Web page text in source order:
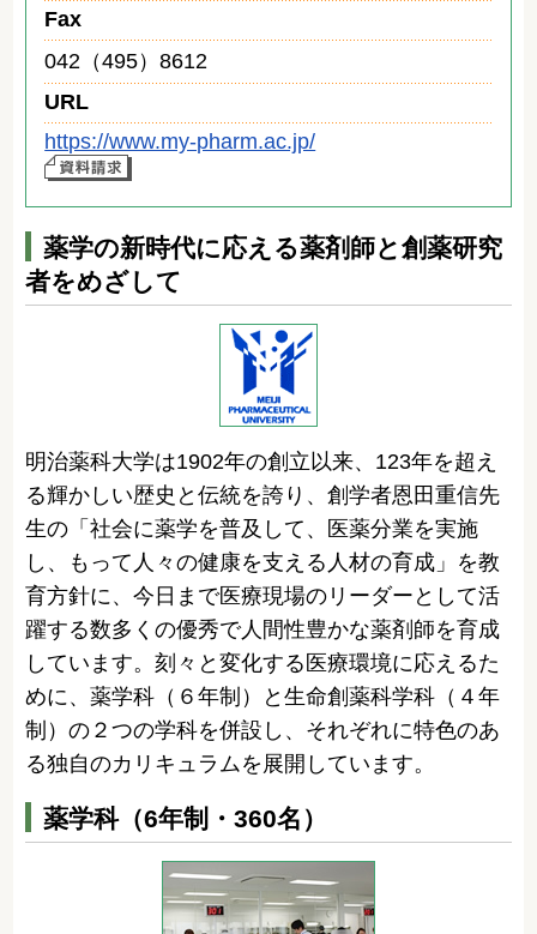
Fax
042（495）8612
URL
https://www.my-pharm.ac.jp/
薬学の新時代に応える薬剤師と創薬研究
者をめざして
明治薬科大学は1902年の創立以来、123年を超え
る輝かしい歴史と伝統を誇り、創学者恩田重信先
生の「社会に薬学を普及して、医薬分業を実施
し、もって人々の健康を支える人材の育成」を教
育方針に、今日まで医療現場のリーダーとして活
躍する数多くの優秀で人間性豊かな薬剤師を育成
しています。刻々と変化する医療環境に応えるた
めに、薬学科（６年制）と生命創薬科学科（４年
制）の２つの学科を併設し、それぞれに特色のあ
る独自のカリキュラムを展開しています。
薬学科（6年制・360名）